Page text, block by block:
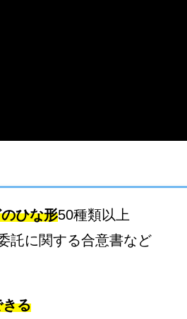
ひな形50種類以上
託に関する合意書など
きる